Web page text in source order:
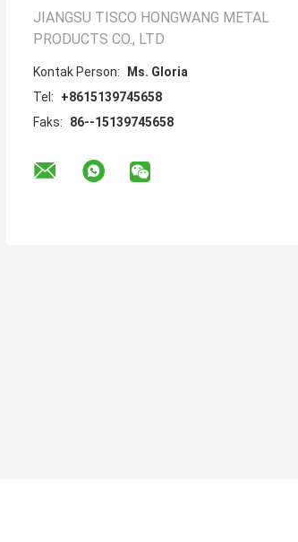
JIANGSU TISCO HONGWANG METAL
PRODUCTS CO., LTD
Kontak Person:
Ms. Gloria
Tel:
+8615139745658
Faks:
86--15139745658